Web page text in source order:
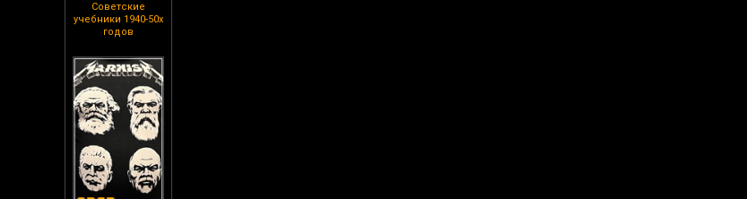
Советские
учебники 1940-50х
годов